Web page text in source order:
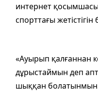
интернет қосымшасы
спорттағы
«Ауырып қалғаннан
дұрыстаймын деп
шыққан болатынмын.